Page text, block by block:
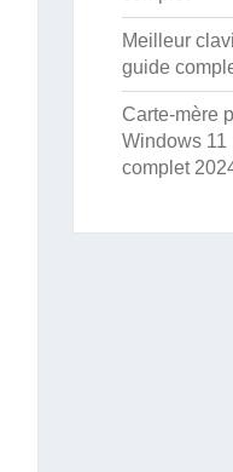
Meilleur
guide
Carte-mère
Windows 11
complet